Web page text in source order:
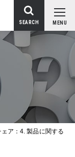
MENU
SEARCH
ア：4. 製品に関する